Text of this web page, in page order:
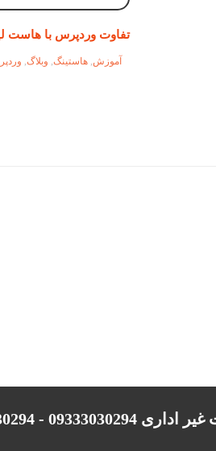
تفاوت وردپرس با هاست
آموزش,هاستینگ, وبلاگ,
- 09303030294